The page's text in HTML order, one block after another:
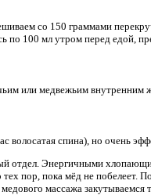
со 150 граммами
по 100 мл утром перед едой,
или медвежьим внутренним
волосатая спина), но очень
отдел. Энергичными
пор, пока мёд не побелеет.
массажа закутываемся